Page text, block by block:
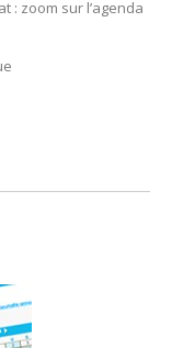
: zoom sur l’agenda